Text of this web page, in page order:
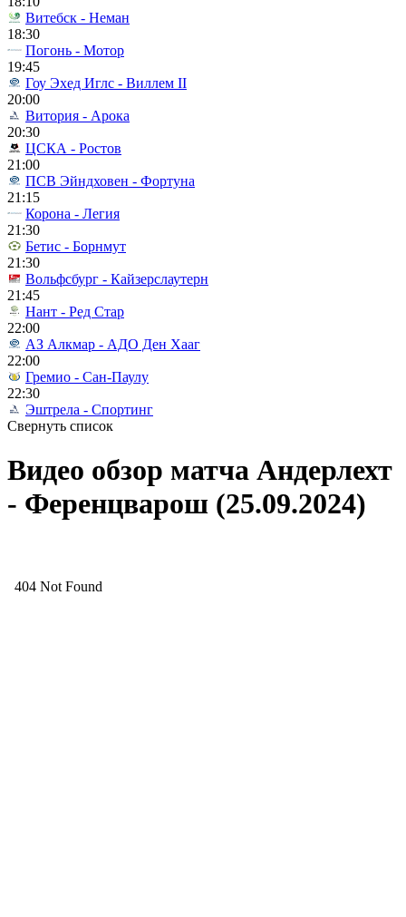
Витебск - Неман
18:30
Погонь - Мотор
19:45
Гоу Эхед Иглс - Виллем II
20:00
Витория - Арока
20:30
ЦСКА - Ростов
21:00
ПСВ Эйндховен - Фортуна
21:15
Корона - Легия
21:30
Бетис - Борнмут
21:30
Вольфсбург - Кайзерслаутерн
21:45
Нант - Ред Стар
22:00
АЗ Алкмар - АДО Ден Хааг
22:00
Гремио - Сан-Паулу
22:30
Эштрела - Спортинг
Свернуть список
Видео обзор матча Андерлехт
- Ференцварош (25.09.2024)